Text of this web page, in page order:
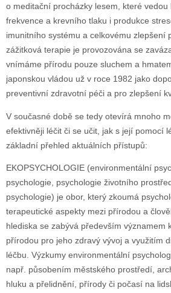
o meditační procházky lesem, které
frekvence a krevního tlaku i produkce
imunitního systému a celkovému zlepšení
zážitková terapie je provozována se
vnímáme přírodu pouze sluchem a
japonskou vládou už v roce 1982 jako
preventivní zdravotní péči a pro zlepšení
V současné době se tedy otevírá mnoho
efektivněji léčit či se učit, jak s její pomocí
základní přehled aktuálních přístupů:
EKOPSYCHOLOGIE (environmentální
psychologie, psychologie životního
psychologie) je obor, který zkoumá
terapeutické aspekty mezi přírodou a
hlediska se zabývá především významem
přírodou pro jeho zdravý vývoj a využitím
léčbu. Výzkumy environmentální
např. působením městského prostředí,
hluku a přelidnění, přírody či počasí na